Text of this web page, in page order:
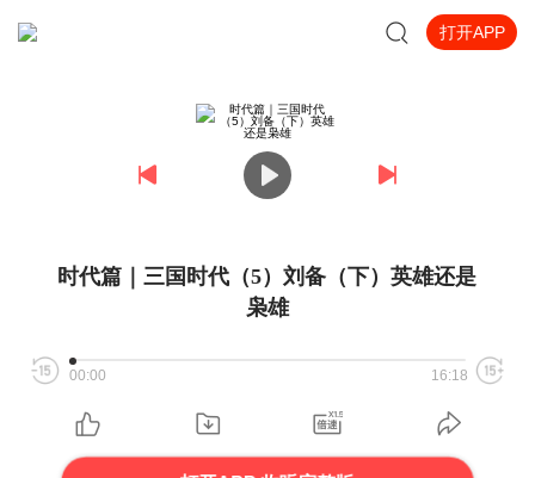
打开APP
时代篇｜三国时代（5）刘备（下）英雄还是
枭雄
00:00 16:18